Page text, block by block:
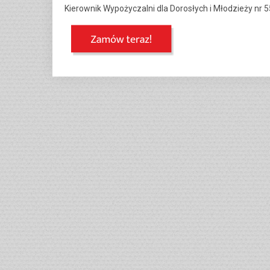
Kierownik Wypożyczalni dla Dorosłych i Młodzieży nr